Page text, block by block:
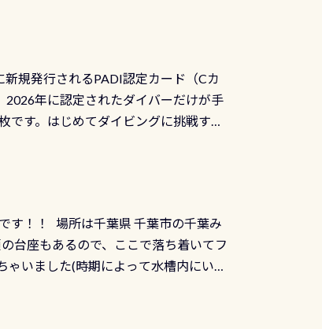
利用してみてはどうでしょうか？
料5,500円がなんと無料になります！
しょう！そし続きを読む
万十川、柿田川)の１つに数えられ
伊勢湾に流れます1985年には環境省
です川にしては珍しく、水深が深い
ジットは正に大自然の中でのダイビ
の良い川を数百メートルドリフトす
ング最大の見どころがこの特別天然
す個体数が少なくかなり貴重な生物で
「 続きを読む
規発行されるPADI認定カード（Cカ
年に認定されたダイバーだけが手
です。はじめてダイビングに挑戦する
グラムの専用カードが発行されるもの
ドを申し込みの方は対象外となりま
ます ダイビングは、始めた「年」も
から振り返ると大切な思い出になり
す！！ 場所は千葉県 千葉市の千葉み
台座もあるので、ここで落ち着いてフ
いました(時期によって水槽内にいる